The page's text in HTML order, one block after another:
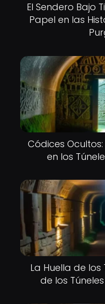
El Sendero Bajo
Papel en las
Códices
en los
La Huella de los
de los